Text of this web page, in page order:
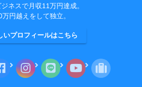
ネスで月収11万円達成。
円越えをして独立。
いプロフィールはこちら